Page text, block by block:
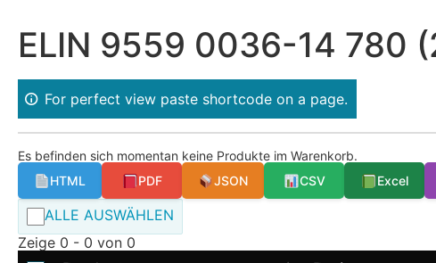
ELIN 9559 0036-14 780
For perfect view paste shortcode on a page.
Es befinden sich momentan keine Produkte im Warenkorb.
HTML
PDF JSON CSV Excel
ALLE AUSWÄHLEN
Zeige 0 - 0 von 0